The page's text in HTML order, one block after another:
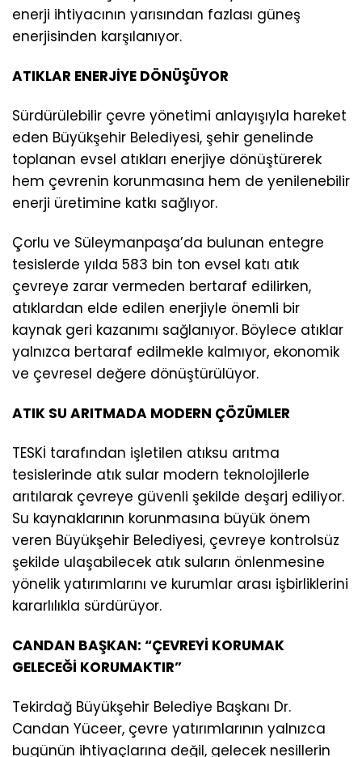
enerji ihtiyacının yarısından fazlası güneş
enerjisinden karşılanıyor.
ATIKLAR ENERJİYE DÖNÜŞÜYOR
Sürdürülebilir çevre yönetimi anlayışıyla hareket
eden Büyükşehir Belediyesi, şehir genelinde
toplanan evsel atıkları enerjiye dönüştürerek
hem çevrenin korunmasına hem de yenilenebilir
enerji üretimine katkı sağlıyor.
Çorlu ve Süleymanpaşa’da bulunan entegre
tesislerde yılda 583 bin ton evsel katı atık
çevreye zarar vermeden bertaraf edilirken,
atıklardan elde edilen enerjiyle önemli bir
kaynak geri kazanımı sağlanıyor. Böylece atıklar
yalnızca bertaraf edilmekle kalmıyor, ekonomik
ve çevresel değere dönüştürülüyor.
ATIK SU ARITMADA MODERN ÇÖZÜMLER
TESKİ tarafından işletilen atıksu arıtma
tesislerinde atık sular modern teknolojilerle
arıtılarak çevreye güvenli şekilde deşarj ediliyor.
Su kaynaklarının korunmasına büyük önem
veren Büyükşehir Belediyesi, çevreye kontrolsüz
şekilde ulaşabilecek atık suların önlenmesine
yönelik yatırımlarını ve kurumlar arası işbirliklerini
kararlılıkla sürdürüyor.
CANDAN BAŞKAN: “ÇEVREYİ KORUMAK
GELECEĞİ KORUMAKTIR”
Tekirdağ Büyükşehir Belediye Başkanı Dr.
Candan Yüceer, çevre yatırımlarının yalnızca
bugünün ihtiyaçlarına değil, gelecek nesillerin